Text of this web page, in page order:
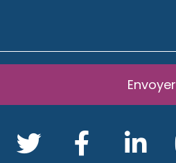
Envoyer